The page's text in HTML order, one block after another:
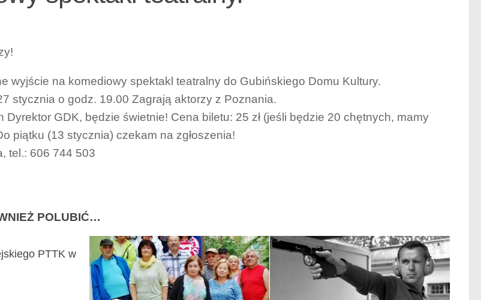
wyjście na komediowy spektakl teatralny do Gubińskiego Domu Kultury.
stycznia o godz. 19.00 Zagrają aktorzy z Poznania.
Dyrektor GDK, będzie świetnie! Cena biletu: 25 zł (jeśli będzie 20 chętnych, mamy
piątku (13 stycznia) czekam na zgłoszenia!
tel.: 606 744 503
POLUBIĆ…
PTTK w